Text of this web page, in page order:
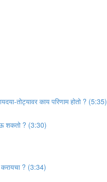
तोट्यावर काय परिणाम होतो ? (5:35)
शकतो ? (3:30)
करायचा ? (3:34)